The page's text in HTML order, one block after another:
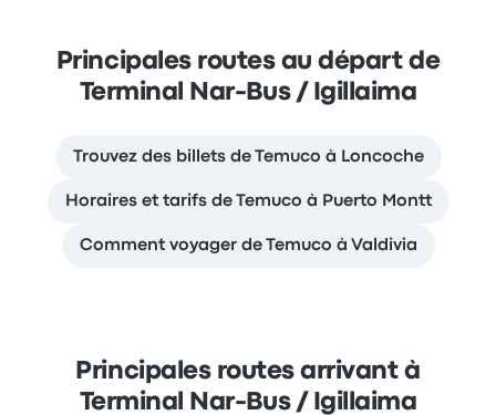
Principales routes au départ de
Terminal Nar-Bus / Igillaima
Trouvez des billets de Temuco à Loncoche
Horaires et tarifs de Temuco à Puerto Montt
Comment voyager de Temuco à Valdivia
Principales routes arrivant à
Terminal Nar-Bus / Igillaima